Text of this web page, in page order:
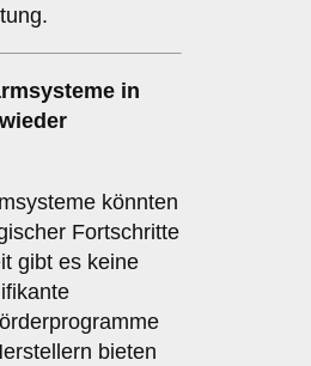
in
könnten
Fortschritte
gibt es keine
bieten